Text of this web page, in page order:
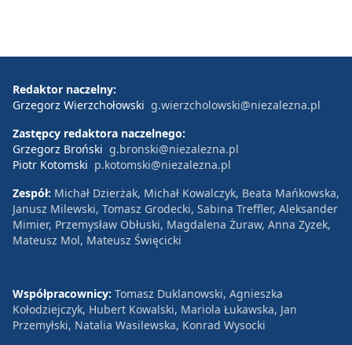
Redaktor naczelny:
Grzegorz Wierzchołowski g.wierzcholowski@niezalezna.pl
Zastępcy redaktora naczelnego:
Grzegorz Broński g.bronski@niezalezna.pl
Piotr Kotomski p.kotomski@niezalezna.pl
Zespół: Michał Dzierżak, Michał Kowalczyk, Beata Mańkowska,
Janusz Milewski, Tomasz Grodecki, Sabina Treffler, Aleksander
Mimier, Przemysław Obłuski, Magdalena Żuraw, Anna Zyzek,
Mateusz Mol, Mateusz Święcicki
Współpracownicy: Tomasz Duklanowski, Agnieszka
Kołodziejczyk, Hubert Kowalski, Mariola Łukawska, Jan
Przemyłski, Natalia Wasilewska, Konrad Wysocki